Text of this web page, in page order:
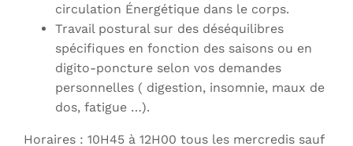
circulation Énergétique dans le corps.
Travail postural sur des déséquilibres
spécifiques en fonction des saisons ou en
digito-poncture selon vos demandes
personnelles ( digestion, insomnie, maux de
dos, fatigue …).
Horaires : 10H45 à 12H00 tous les mercredis sauf